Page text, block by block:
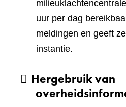
uur per dag
meldingen en geeft
instantie.
Hergebruik van